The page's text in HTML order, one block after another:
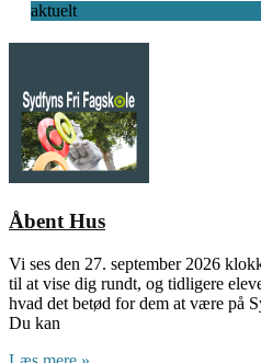
aktuelt
Åbent Hus
Vi ses den 27. september 2026
til at vise dig rundt, og tidligere
hvad det betød for dem at være på
Du kan